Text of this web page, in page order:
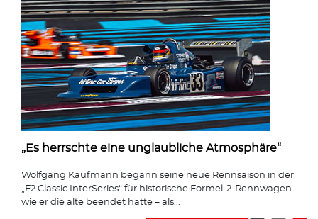
„Es herrschte eine unglaubliche Atmosphäre“
Wolfgang Kaufmann begann seine neue Rennsaison in der
„F2 Classic InterSeries“ für historische Formel-2-Rennwagen
wie er die alte beendet hatte – als...